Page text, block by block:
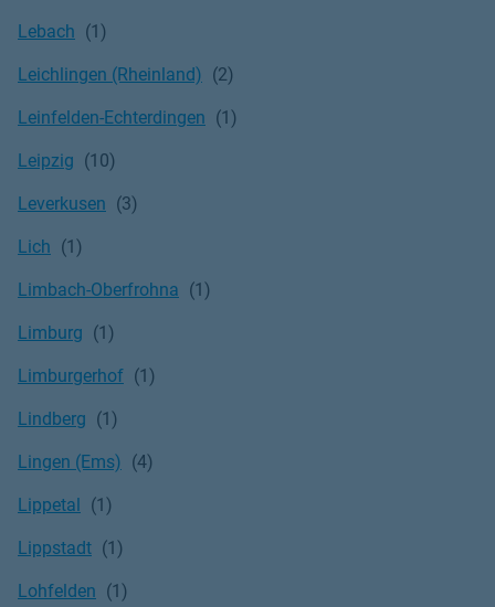
Lebach
Leichlingen (Rheinland)
Leinfelden-Echterdingen
Leipzig
Leverkusen
Lich
Limbach-Oberfrohna
Limburg
Limburgerhof
Lindberg
Lingen (Ems)
Lippetal
Lippstadt
Lohfelden